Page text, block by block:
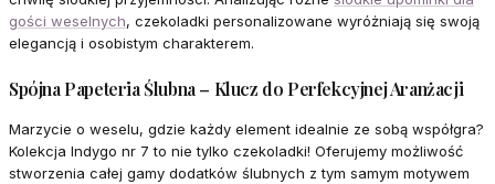
gości weselnych, czekoladki personalizowane wyróżniają się swoją
elegancją i osobistym charakterem.
Spójna Papeteria Ślubna – Klucz do Perfekcyjnej Aranżacji
Marzycie o weselu, gdzie każdy element idealnie ze sobą współgra?
Kolekcja Indygo nr 7 to nie tylko czekoladki! Oferujemy możliwość
stworzenia całej gamy dodatków ślubnych z tym samym motywem